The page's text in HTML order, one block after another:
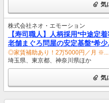
気
株式会社ネオ・エモーション
【寿司職人】人柄採用*中途定
老舗まぐろ問屋の安定基盤*希少
◎家賃補助あり！2万5000円／月 ※...
埼玉県、東京都、神奈川県ほか
気